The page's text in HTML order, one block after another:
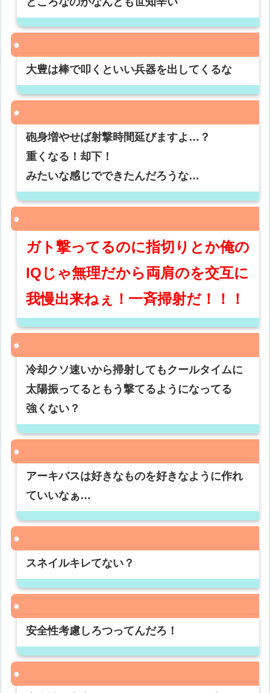
大豊は棒で叩くといい兵器を出してくるな
砲身増やせば射撃時間延びますよ…？
重くなる！却下！
みたいな感じでできたんだろうな…
ガト撃ってるのに指切りとか俺の
IQじゃ無理だから両肩のを交互に
我慢出来ねぇ！一斉掃射だ！！！
冷却クソ速いから掃射してもクールタイムに
太陽振ってるともう撃てるようになってる
強くない？
アーキバスは好きなものを好きなように作れ
ていいなぁ…
スネイルキレてない？
安全性考慮しろつってんだろ！